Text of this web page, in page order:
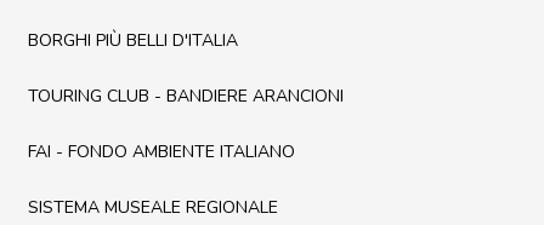
BORGHI PIÙ BELLI D'ITALIA
TOURING CLUB - BANDIERE ARANCIONI
FAI - FONDO AMBIENTE ITALIANO
SISTEMA MUSEALE REGIONALE